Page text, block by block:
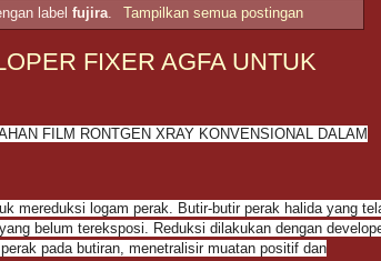
labelfujira Tampilkan semua postingan
FIXER AGFA UNTUK
FILM RONTGEN XRAY KONVENSIONAL DALAM
mereduksi logam perak. Butir-butir perak halida yang
belum tereksposi. Reduksi dilakukan dengan
pada butiran, menetralisir muatan positif dan